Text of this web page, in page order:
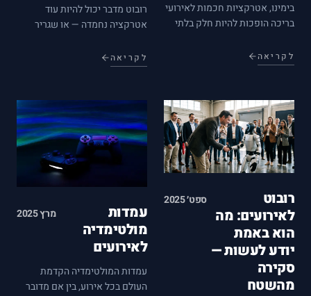
בימינו, אטרקציות חכמות לאירועי
בריכה הופכות להיות חלק בלתי
מתכננים אירוע בריכה, חשוב
לשלב אלמנטים טכנולוגיים
האירוע לבלתי נשכח. שימוש…
לקריאה
רובוט מדבר יכול להיות עוד
אטרקציה נחמדה — או שגריר
בתסריט. כך אנחנו בטאגבוקס
בונים בסיס ידע ומסרים לשוסטי
לאורחים אחרי.
לקריאה
רובוט
לאירועים: מה
הוא באמת
יודע לעשות —
סקירה
מהשטח
ספט׳ 2025
עמדות
מולטימדיה
לאירועים
מרץ 2025
עמדות המולטימדיה הקדמת
העולם בכל אירוע, בין אם מדובר